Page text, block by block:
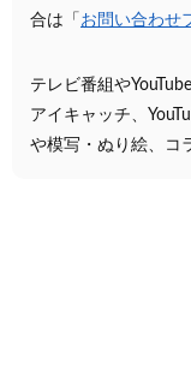
合は「 お問い合わせ
テレビ番組や
アイキャッチ、
や模写・ぬり絵、コ